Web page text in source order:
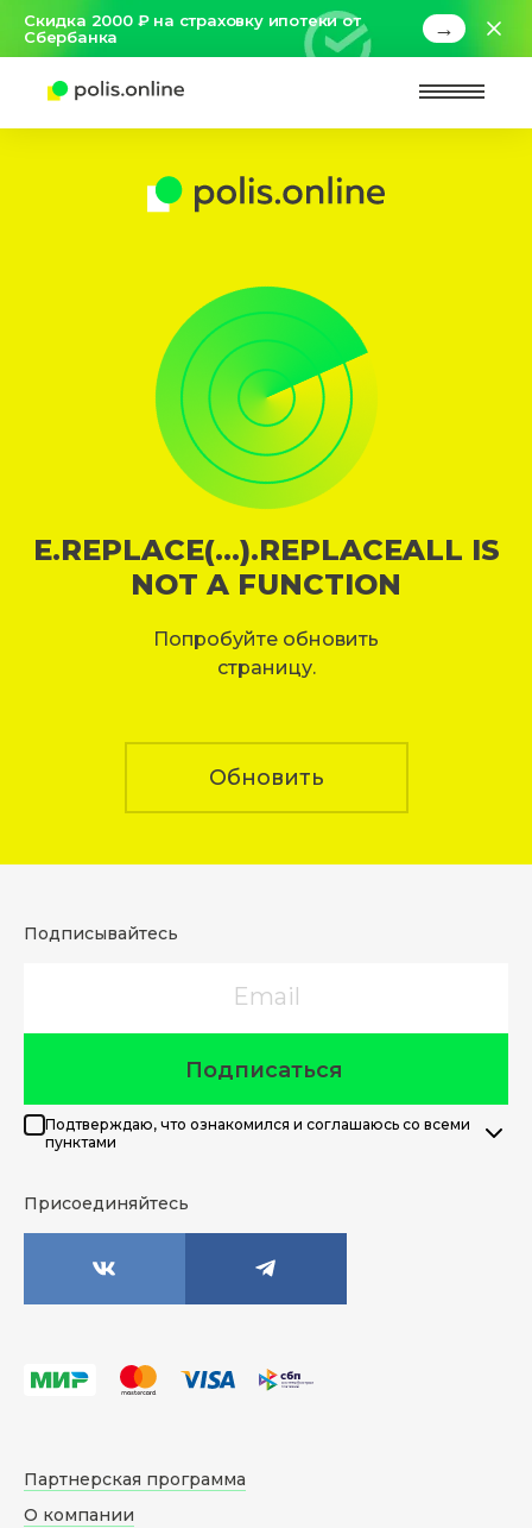
Скидка 2000 ₽ на страховку ипотеки от
Сбербанка
→
E.REPLACE(...).REPLACEALL IS
NOT A FUNCTION
Попробуйте обновить
страницу.
Обновить
Подписывайтесь
Подписаться
Подтверждаю, что ознакомился и соглашаюсь со всеми
пунктами
Присоединяйтесь
Партнерская программа
О компании